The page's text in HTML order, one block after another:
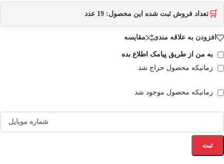
🛒 تعداد فروش ثبت شده این محصول: 19 عدد
افزودن به علاقه مندی مقایسه
به من از طریق پیامک اطلاع بده
زمانیکه محصول حراج شد
زمانیکه محصول موجود شد
ثبت